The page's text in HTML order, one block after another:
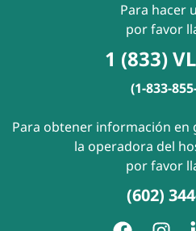
Para hacer
por favor
1 (833)
(1-833-
Para obtener información en
la operadora del
por favor
(602)